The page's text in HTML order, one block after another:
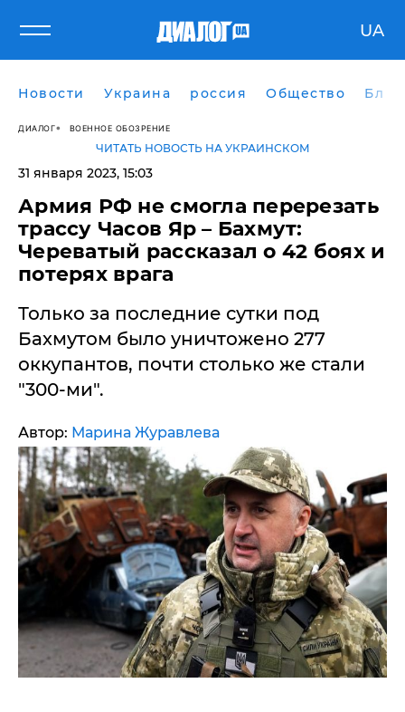
UA
Новости Украина россия Общество
ДИАЛОГ ВОЕННОЕ ОБОЗРЕНИЕ
ЧИТАТЬ НОВОСТЬ НА УКРАИНСКОМ
31 января 2023, 15:03
Армия РФ не смогла перерезать
трассу Часов Яр – Бахмут:
Череватый рассказал о 42 боях и
потерях врага
Только за последние сутки под
Бахмутом было уничтожено 277
оккупантов, почти столько же стали
"300-ми".
Автор: Марина Журавлева